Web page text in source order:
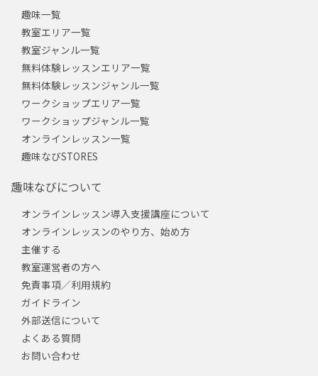
趣味一覧
教室エリア一覧
教室ジャンル一覧
無料体験レッスンエリア一覧
無料体験レッスンジャンル一覧
ワークショップエリア一覧
ワークショップジャンル一覧
オンラインレッスン一覧
趣味なびSTORES
趣味なびについて
オンラインレッスン導入支援講座について
オンラインレッスンのやり方、始め方
主催する
教室運営者の方へ
免責事項／利用規約
ガイドライン
外部送信について
よくある質問
お問い合わせ